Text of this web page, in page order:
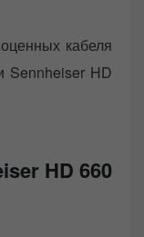
кабеля
Sennheiser HD
HD 660